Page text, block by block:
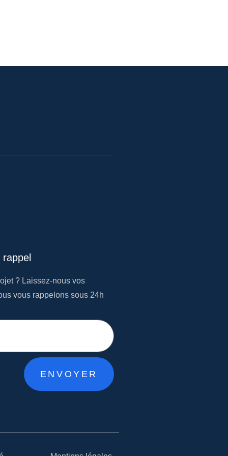
rappel
? Laissez-nous vos
vous rappelons sous 24h
ENVOYER